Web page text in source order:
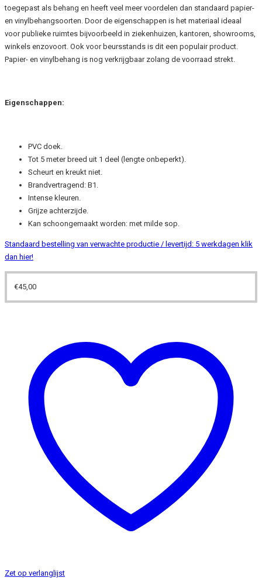
toegepast als behang en heeft veel meer voordelen dan standaard papier-
en vinylbehangsoorten. Door de eigenschappen is het materiaal ideaal
voor publieke ruimtes bijvoorbeeld in ziekenhuizen, kantoren, showrooms,
winkels enzovoort. Ook voor beursstands is dit een populair product.
Papier- en vinylbehang is nog verkrijgbaar zolang de voorraad strekt.
Eigenschappen:
PVC doek.
Tot 5 meter breed uit 1 deel (lengte onbeperkt).
Scheurt en kreukt niet.
Brandvertragend: B1.
Intense kleuren.
Grijze achterzijde.
Kan schoongemaakt worden: met milde sop.
Standaard bestelling van verwachte productie / levertijd: 5 werkdagen klik
dan hier!
€45,00
Zet op verlanglijst